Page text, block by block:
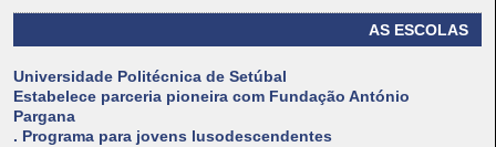
AS ESCOLAS
Universidade Politécnica de Setúbal
Estabelece parceria pioneira com Fundação António
Pargana
. Programa para jovens lusodescendentes